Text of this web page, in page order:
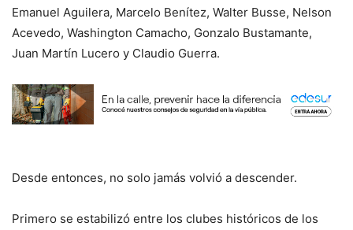
Emanuel Aguilera, Marcelo Benítez, Walter Busse, Nelson
Acevedo, Washington Camacho, Gonzalo Bustamante,
Juan Martín Lucero y Claudio Guerra.
Desde entonces, no solo jamás volvió a descender.
Primero se estabilizó entre los clubes históricos de los